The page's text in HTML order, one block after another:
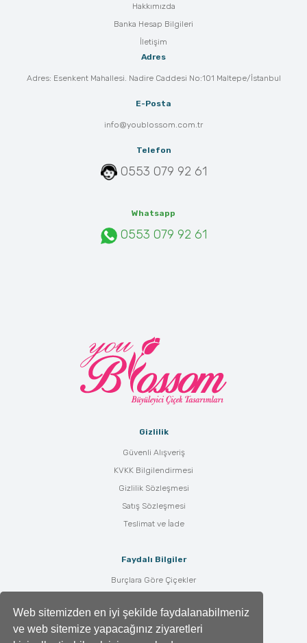
Web sitemizden en iyi şekilde faydalanabilmeniz
ve web sitemize yapacağınız ziyaretleri
Hakkımızda
Banka Hesap Bilgileri
İletişim
Adres
Adres: Esenkent Mahallesi. Nadire Caddesi No:101 Maltepe/İstanbul
E-Posta
info@youblossom.com.tr
Telefon
0553 079 92 61
Whatsapp
0553 079 92 61
Gizlilik
Güvenli Alışveriş
KVKK Bilgilendirmesi
Gizlilik Sözleşmesi
Satış Sözleşmesi
Teslimat ve İade
Faydalı Bilgiler
Burçlara Göre Çiçekler
Çiçek Anlamları
Tüm Blog Yazıları